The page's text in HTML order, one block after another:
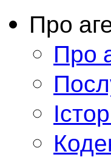
Про
Про